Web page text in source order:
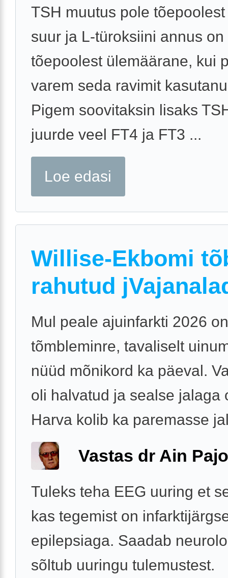
TSH muutus pole
suur ja L-türoksiini annus on
tõepoolest ülemäärane, kui
varem seda ravimit
Pigem soovitaksin lisaks
juurde veel FT4 ja FT3 ...
Loe edasi
Willise-Ekbomi
rahutud
Mul peale ajuinfarkti 2026
tõmbleminre, tavaliselt
nüüd mõnikord ka päeval.
oli halvatud ja sealse jalaga
Harva kolib ka paremasse
Vastas dr Ain
Tuleks teha EEG uuring et
kas tegemist on
epilepsiaga. Saadab
sõltub uuringu tulemustest.